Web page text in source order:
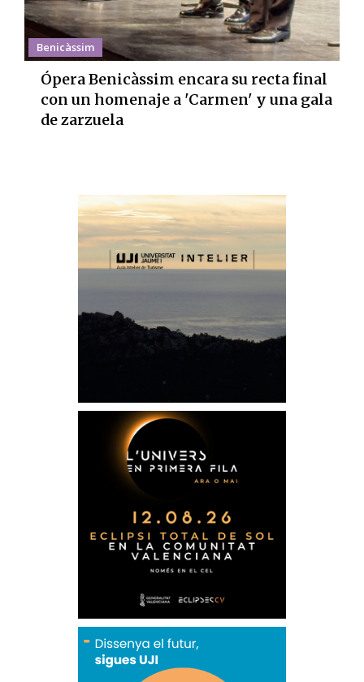
Benicàssim
Ópera Benicàssim encara su recta final
con un homenaje a 'Carmen' y una gala
de zarzuela